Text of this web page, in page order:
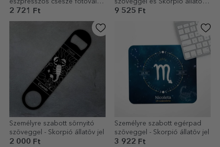
eszpresszós csésze fotóval
és szöveggel - Skorpió állatöv
2 721 Ft
szöveggel és Skorpió állatöv
jelével
9 525 Ft
Személyre szabott sörnyitó
szöveggel - Skorpió állatöv jel
2 000 Ft
Személyre szabott egérpad
szöveggel - Skorpió állatöv jel
3 922 Ft